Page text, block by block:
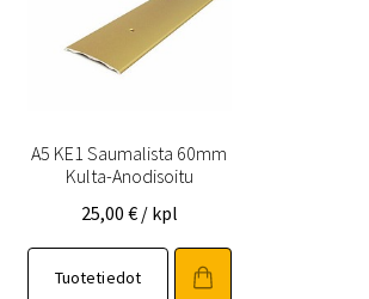
A5 KE1 Saumalista 60mm
Kulta-Anodisoitu
25,00 € / kpl
Tuotetiedot